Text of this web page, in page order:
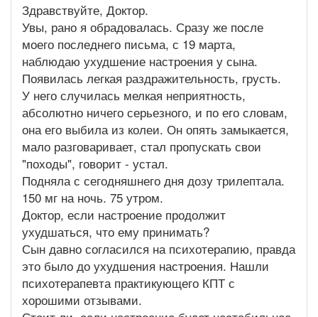
Здравствуйте, Доктор.
Увы, рано я обрадовалась. Сразу же после
моего последнего письма, с 19 марта,
наблюдаю ухудшение настроения у сына.
Появилась легкая раздражительность, грусть.
У него случилась мелкая неприятность,
абсолютно ничего серьезного, и по его словам,
она его выбила из колеи. Он опять замыкается,
мало разговаривает, стал пропускать свои
"походы", говорит - устал.
Подняла с сегодняшнего дня дозу трилептала.
150 мг на ночь. 75 утром.
Доктор, если настроение продолжит
ухудшаться, что ему принимать?
Сын давно согласился на психотерапию, правда
это было до ухудшения настроения. Нашли
психотерапевта практикующего КПТ с
хорошими отзывами.